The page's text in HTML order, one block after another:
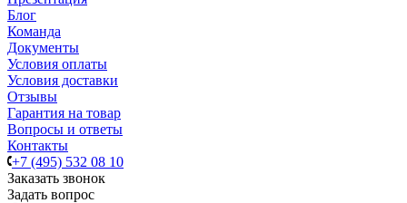
Блог
Команда
Документы
Условия оплаты
Условия доставки
Отзывы
Гарантия на товар
Вопросы и ответы
Контакты
+7 (495) 532 08 10
Заказать звонок
Задать вопрос